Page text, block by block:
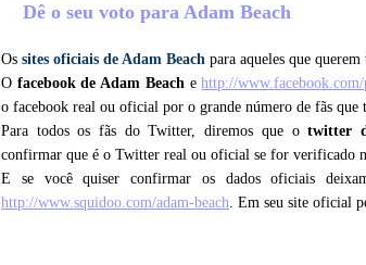
Dê o seu voto para Adam Beach
Os sites oficiais de Adam Beach para aqueles que
O facebook de Adam Beachehttp://www.facebook.com/
o facebook real ou oficial por o grande número de fãs que
Para todos os fãs do Twitter, diremos que otwitter
confirmar que é o Twitter real ou oficial se for verificado
E se você quiser confirmar os dados oficiais
http://www.squidoo.com/adam-beach. Em seu site oficial